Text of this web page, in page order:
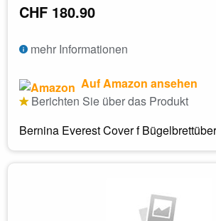
CHF 180.90
mehr Informationen
Auf Amazon ansehen
Berichten Sie über das Produkt
Bernina Everest Cover f